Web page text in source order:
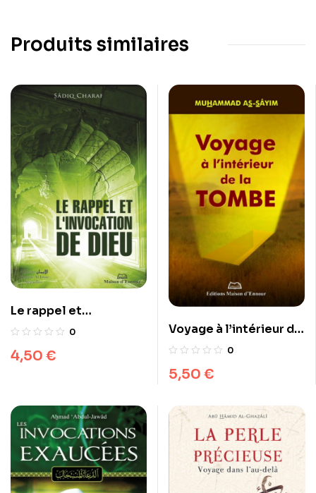
Produits similaires
Le rappel et
l’invocation de Dieu
0
4,50 €
Voyage à l’intérieur de
la tombe 0
5,50 €